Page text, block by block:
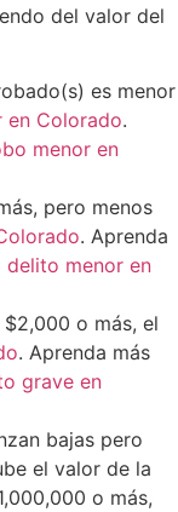
del valor del
es menor
en Colorado.
menor en
pero menos
. Aprenda
menor en
o más, el
. Aprenda más
grave en
bajas pero
el valor de la
o más,